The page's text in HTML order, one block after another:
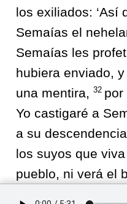
los exiliados: ‘Así
Semaías el
Semaías les
hubiera enviado,
una mentira, 32 por
Yo castigaré a
a su
los suyos que
pueblo, ni verá el